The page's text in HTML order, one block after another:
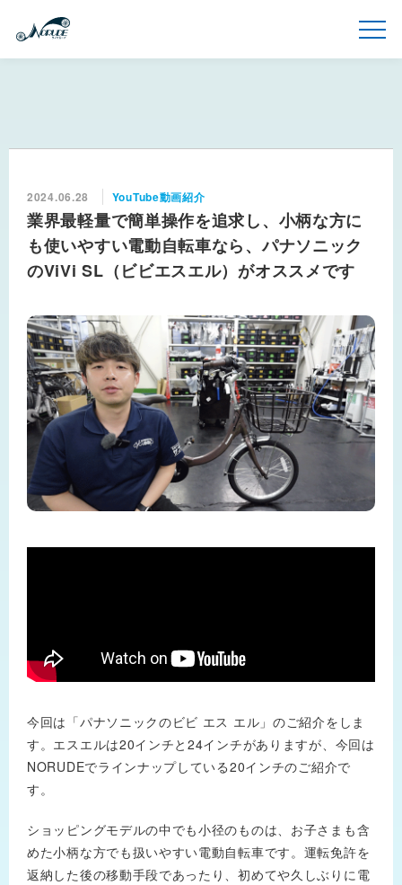
2024.06.28 YouTube動画紹介
業界最軽量で簡単操作を追求し、小柄な方に
も使いやすい電動自転車なら、パナソニック
のViVi SL（ビビエスエル）がオススメです
今回は「パナソニックのビビ エス エル」のご紹介をしま
す。エスエルは20インチと24インチがありますが、今回は
NORUDEでラインナップしている20インチのご紹介で
す。
ショッピングモデルの中でも小径のものは、お子さまも含
めた小柄な方でも扱いやすい電動自転車です。運転免許を
返納した後の移動手段であったり、初めてや久しぶりに電